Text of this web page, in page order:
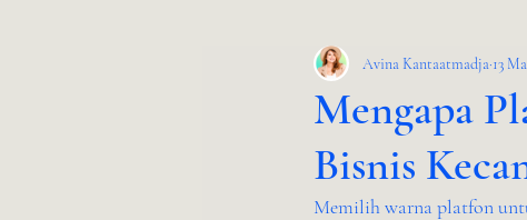
Client Success Stories BIM
Mengapa
Bisnis
Avina Kantaatmadja 13
Memilih warna platfon